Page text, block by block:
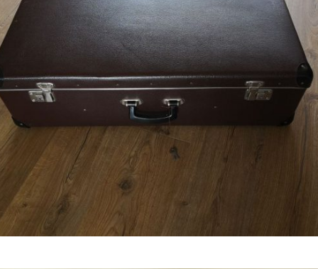
€32,50